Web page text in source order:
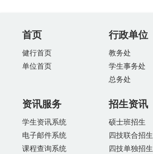
首页
健行首页
单位首页
行政单位
教务处
学生事务处
总务处
资讯服务
学生资讯系统
电子邮件系统
课程查询系统
招生资讯
硕士班招生
四技联合招生
四技单独招生